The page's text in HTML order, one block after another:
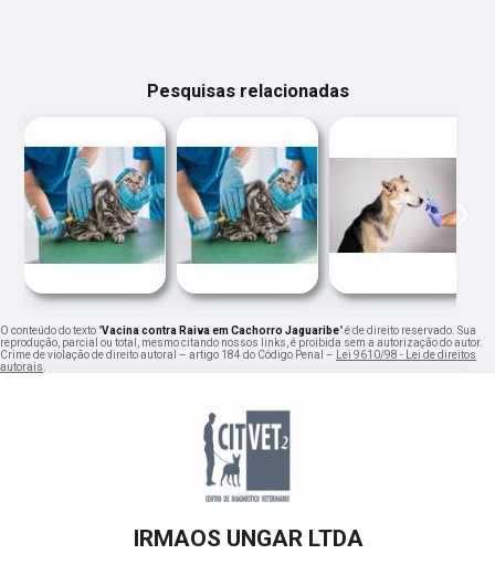
Pesquisas relacionadas
‹ ›
O conteúdo do texto "Vacina contra Raiva em Cachorro Jaguaribe" é de direito reservado. Sua
reprodução, parcial ou total, mesmo citando nossos links, é proibida sem a autorização do autor.
Crime de violação de direito autoral – artigo 184 do Código Penal – Lei 9610/98 - Lei de direitos
autorais.
IRMAOS UNGAR LTDA